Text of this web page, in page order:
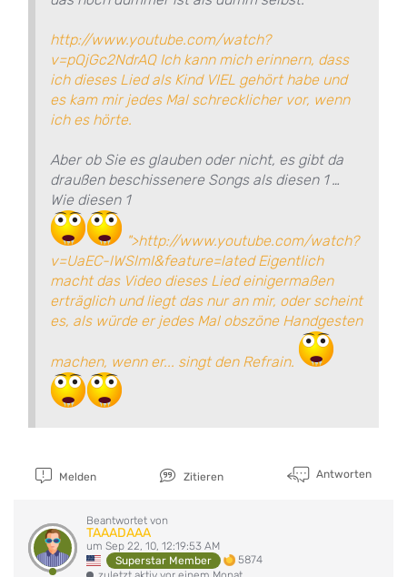
http://www.youtube.com/watch?
v=pQjGc2NdrAQ Ich kann mich erinnern, dass
ich dieses Lied als Kind VIEL gehört habe und
es kam mir jedes Mal schrecklicher vor, wenn
ich es hörte.
Aber ob Sie es glauben oder nicht, es gibt da
draußen beschissenere Songs als diesen 1 …
Wie diesen 1
">http://www.youtube.com/watch?
v=UaEC-lWSlmI&feature=lated Eigentlich
macht das Video dieses Lied einigermaßen
erträglich und liegt das nur an mir, oder scheint
es, als würde er jedes Mal obszöne Handgesten
machen, wenn er... singt den Refrain.
Melden Zitieren Antworten
Beantwortet von
TAAADAAA
um Sep 22, 10, 12:19:53 AM
Superstar Member
5874